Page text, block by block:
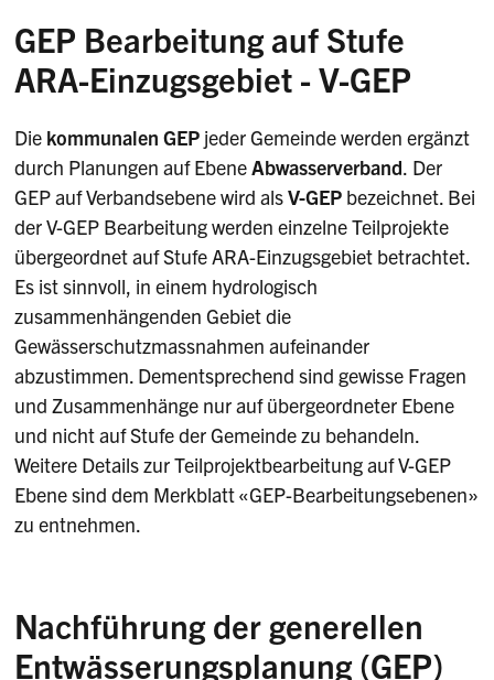
GEP Bearbeitung auf Stufe
ARA-Einzugsgebiet - V-GEP
Die kommunalen GEP jeder Gemeinde werden ergänzt
durch Planungen auf EbeneAbwasserverband. Der
GEP auf Verbandsebene wird alsV-GEP bezeichnet. Bei
der V-GEP Bearbeitung werden einzelne Teilprojekte
übergeordnetauf Stufe ARA-Einzugsgebiet betrachtet.
Es ist sinnvoll, in einem hydrologisch
zusammenhängenden Gebiet die
Gewässerschutzmassnahmen aufeinander
abzustimmen. Dementsprechend sind gewisse Fragen
und Zusammenhänge nur auf übergeordneter Ebene
und nicht auf Stufe der Gemeinde zu behandeln.
Weitere Details zur Teilprojektbearbeitung auf V-GEP
Ebene sind dem Merkblatt «GEP-Bearbeitungsebenen»
zu entnehmen.
Nachführung der generellen
Entwässerungsplanung (GEP)